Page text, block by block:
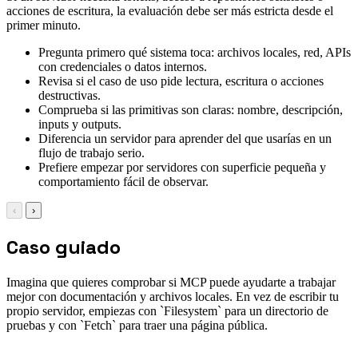
acciones de escritura, la evaluación debe ser más estricta desde el
primer minuto.
Pregunta primero qué sistema toca: archivos locales, red, APIs
con credenciales o datos internos.
Revisa si el caso de uso pide lectura, escritura o acciones
destructivas.
Comprueba si las primitivas son claras: nombre, descripción,
inputs y outputs.
Diferencia un servidor para aprender del que usarías en un
flujo de trabajo serio.
Prefiere empezar por servidores con superficie pequeña y
comportamiento fácil de observar.
‹ ›
Caso guiado
Imagina que quieres comprobar si MCP puede ayudarte a trabajar
mejor con documentación y archivos locales. En vez de escribir tu
propio servidor, empiezas con `Filesystem` para un directorio de
pruebas y con `Fetch` para traer una página pública.